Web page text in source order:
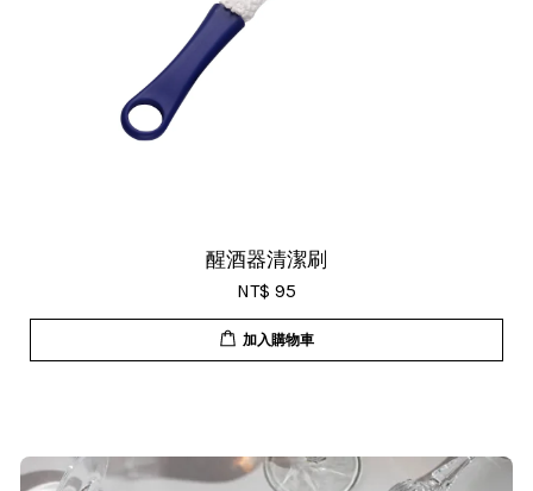
醒酒器清潔刷
NT$ 95
加入購物車